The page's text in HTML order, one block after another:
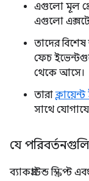
এগুলো মূল
এগুলো
তাদের
ফেচ
থেকে আসে।
তারা
সাথে
যে
ব্যাকগ্রাউন্ড স্ক্রিপ্ট